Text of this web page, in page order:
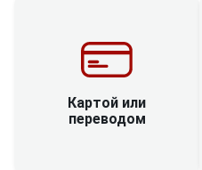
Картой или
переводом